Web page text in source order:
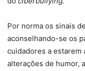
Por norma os sinais
aconselhando-se os
cuidadores a estarem
alterações de humor,